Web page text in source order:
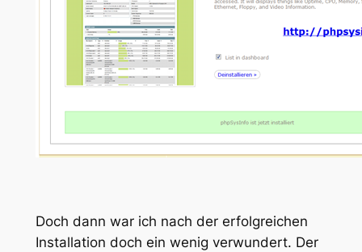
Doch dann war ich nach der erfolgreichen
Installation doch ein wenig verwundert. Der